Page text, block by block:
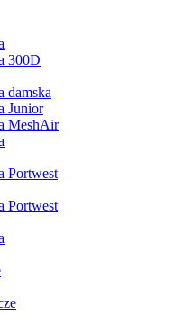
300D
damska
Junior
MeshAir
Portwest
Portwest